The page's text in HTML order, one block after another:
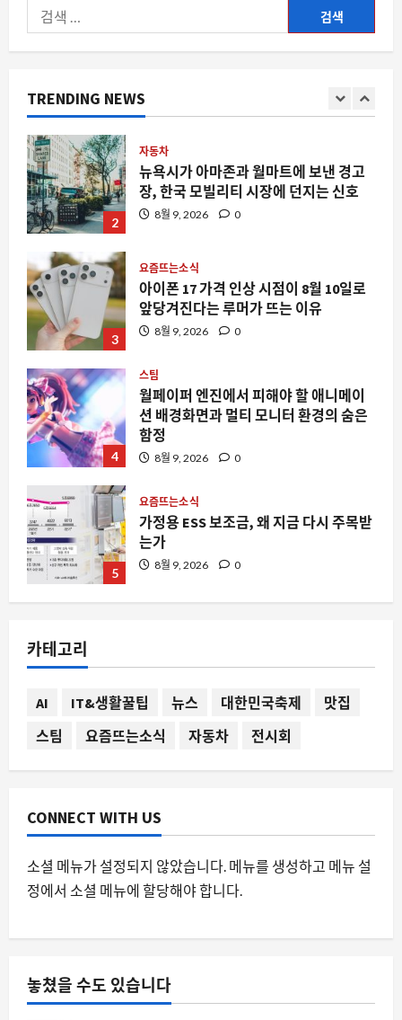
서
열
는
회
필
리
핀
유
학
박
람
회
안
내
에
해
더
읽
기
이
매
김
색:
TRENDING NEWS
2
자동차
뉴욕시가 아마존과 월마트에 보낸 경고
3
요즘뜨는소식
아이폰 17 가격 인상 시점이 8월 10일로
앞당겨진다는 루머가 뜨는 이유
8월 9, 2026 0
4
월페이퍼 엔진에서 피해야 할 애니메이
션 배경화면과 멀티 모니터 환경의 숨은
함정
8월 9, 2026
5
요즘뜨는소식
가정용 ESS 보조금, 왜 지금 다시 주목받
는가
1
스팀
맥에서 스팀 리모트 플레이가 갑자기 멈
춘다면, 애플 TV가 원인일 수 있습니다
8월 9, 2026 0
요즘뜨는소식
앞당겨진다는 루머가 뜨는 이유
월페이퍼 엔진에서 피해야 할 애니메이
션 배경화면과 멀티 모니터 환경의 숨은
함정
가정용 ESS 보조금, 왜 지금 다시 주목받
는가
카테고리
AI IT&생활꿀팁 뉴스 대한민국축제
맛집
스팀
요즘뜨는소식 자동차 전시회
CONNECT WITH US
소셜 메뉴가 설정되지 않았습니다. 메뉴를 생성하고 메뉴 설
정에서 소셜 메뉴에 할당해야 합니다.
놓쳤을 수도 있습니다